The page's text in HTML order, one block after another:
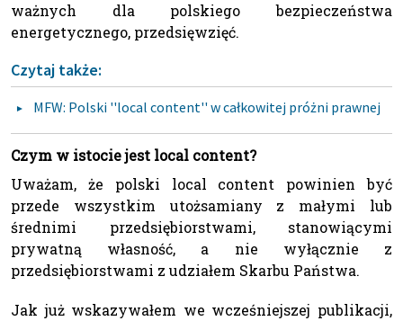
ważnych dla polskiego bezpieczeństwa
energetycznego, przedsięwzięć.
Czytaj także:
MFW: Polski ''local content'' w całkowitej próżni prawnej
Czym w istocie jest local content?
Uważam, że polski local content powinien być
przede wszystkim utożsamiany z małymi lub
średnimi przedsiębiorstwami, stanowiącymi
prywatną własność, a nie wyłącznie z
przedsiębiorstwami z udziałem Skarbu Państwa.
Jak już wskazywałem we wcześniejszej publikacji,